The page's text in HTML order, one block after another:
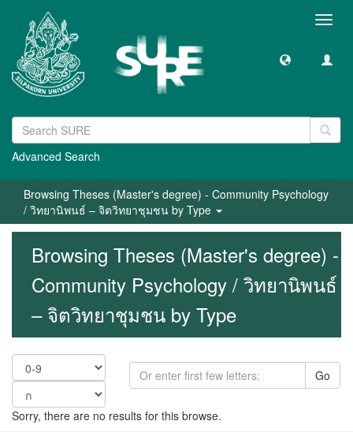
Advanced Search
Browsing Theses (Master's degree) - Community Psychology
/ วิทยานิพนธ์ – จิตวิทยาชุมชน by Type
Browsing Theses (Master's degree) -
Community Psychology / วิทยานิพนธ์
– จิตวิทยาชุมชน by Type
Go
Sorry, there are no results for this browse.